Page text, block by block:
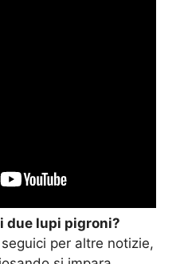
due lupi pigroni?
per altre notizie,